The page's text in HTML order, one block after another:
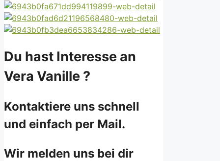
Du hast Interesse an
Vera Vanille ?
Kontaktiere uns schnell
und einfach per Mail.
Wir melden uns bei dir